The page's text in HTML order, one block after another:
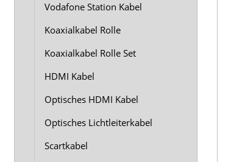
Vodafone Station Kabel
Koaxialkabel Rolle
Koaxialkabel Rolle Set
HDMI Kabel
Optisches HDMI Kabel
Optisches Lichtleiterkabel
Scartkabel